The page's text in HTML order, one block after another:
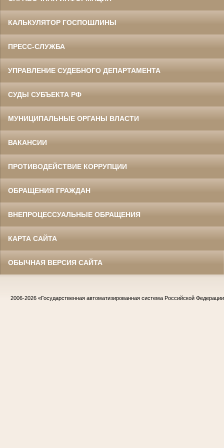
КАЛЬКУЛЯТОР ГОСПОШЛИНЫ
ПРЕСС-СЛУЖБА
УПРАВЛЕНИЕ СУДЕБНОГО ДЕПАРТАМЕНТА
СУДЫ СУБЪЕКТА РФ
МУНИЦИПАЛЬНЫЕ ОРГАНЫ ВЛАСТИ
ВАКАНСИИ
ПРОТИВОДЕЙСТВИЕ КОРРУПЦИИ
ОБРАЩЕНИЯ ГРАЖДАН
ВНЕПРОЦЕССУАЛЬНЫЕ ОБРАЩЕНИЯ
КАРТА САЙТА
ОБЫЧНАЯ ВЕРСИЯ САЙТА
2006-2026 «Государственная автоматизированная система Российской